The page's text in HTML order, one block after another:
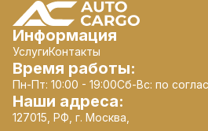
Информация
УслугиКонтакты
Время работы:
Пн-Пт: 10:00 - 19:00Сб-Вс: по
Наши адреса:
127015, РФ, г. Москва,